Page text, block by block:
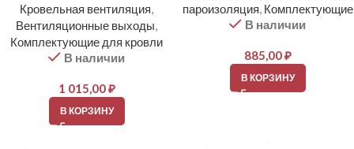
Кровельная вентиляция,
Вентиляционные выходы,
Комплектующие для кровли
В наличии
1 015,00₽
В КОРЗИНУ
пароизоляция, Комплектующие
В наличии
885,00₽
В КОРЗИНУ